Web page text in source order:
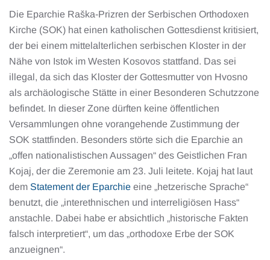
Die Eparchie Raška-Prizren der Serbischen Orthodoxen
Kirche (SOK) hat einen katholischen Gottesdienst kritisiert,
der bei einem mittelalterlichen serbischen Kloster in der
Nähe von Istok im Westen Kosovos stattfand. Das sei
illegal, da sich das Kloster der Gottesmutter von Hvosno
als archäologische Stätte in einer Besonderen Schutzzone
befindet. In dieser Zone dürften keine öffentlichen
Versammlungen ohne vorangehende Zustimmung der
SOK stattfinden. Besonders störte sich die Eparchie an
„offen nationalistischen Aussagen“ des Geistlichen Fran
Kojaj, der die Zeremonie am 23. Juli leitete. Kojaj hat laut
dem Statement der Eparchie eine „hetzerische Sprache“
benutzt, die „interethnischen und interreligiösen Hass“
anstachle. Dabei habe er absichtlich „historische Fakten
falsch interpretiert“, um das „orthodoxe Erbe der SOK
anzueignen“.